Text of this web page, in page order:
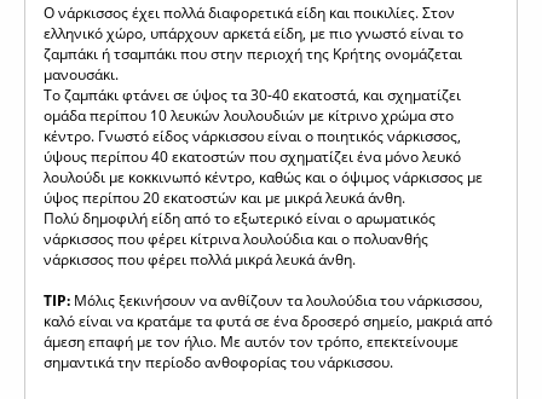
Ο νάρκισσος έχει πολλά διαφορετικά είδη και ποικιλίες. Στον
ελληνικό χώρο, υπάρχουν αρκετά είδη, με πιο γνωστό είναι το
ζαμπάκι ή τσαμπάκι που στην περιοχή της Κρήτης ονομάζεται
μανουσάκι.
Το ζαμπάκι φτάνει σε ύψος τα 30-40 εκατοστά, και σχηματίζει
ομάδα περίπου 10 λευκών λουλουδιών με κίτρινο χρώμα στο
κέντρο. Γνωστό είδος νάρκισσου είναι ο ποιητικός νάρκισσος,
ύψους περίπου 40 εκατοστών που σχηματίζει ένα μόνο λευκό
λουλούδι με κοκκινωπό κέντρο, καθώς και ο όψιμος νάρκισσος με
ύψος περίπου 20 εκατοστών και με μικρά λευκά άνθη.
Πολύ δημοφιλή είδη από το εξωτερικό είναι ο αρωματικός
νάρκισσος που φέρει κίτρινα λουλούδια και ο πολυανθής
νάρκισσος που φέρει πολλά μικρά λευκά άνθη.
TIP: Μόλις ξεκινήσουν να ανθίζουν τα λουλούδια του νάρκισσου,
καλό είναι να κρατάμε τα φυτά σε ένα δροσερό σημείο, μακριά από
άμεση επαφή με τον ήλιο. Με αυτόν τον τρόπο, επεκτείνουμε
σημαντικά την περίοδο ανθοφορίας του νάρκισσου.